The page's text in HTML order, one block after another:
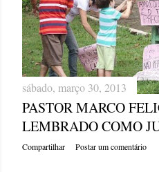
sábado, março 30, 2013
PASTOR MARCO
LEMBRADO COMO
Compartilhar Postar um comentário